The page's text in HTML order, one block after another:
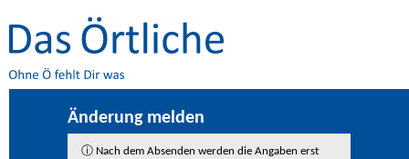
Änderung melden
ⓘ Nach dem Absenden werden die Angaben erst